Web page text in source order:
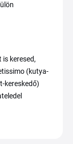
keresed,
(kutya-
kereskedő)